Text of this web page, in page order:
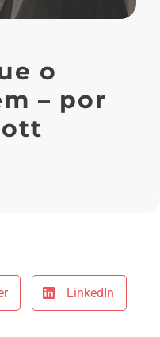
o
– por
LinkedIn